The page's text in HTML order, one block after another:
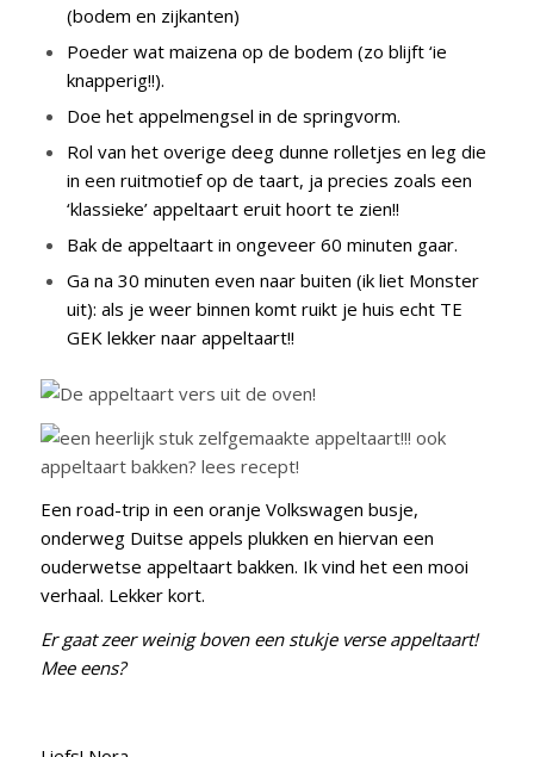
(bodem en zijkanten)
Poeder wat maizena op de bodem (zo blijft ‘ie
knapperig!!).
Doe het appelmengsel in de springvorm.
Rol van het overige deeg dunne rolletjes en leg die
in een ruitmotief op de taart, ja precies zoals een
‘klassieke’ appeltaart eruit hoort te zien!!
Bak de appeltaart in ongeveer 60 minuten gaar.
Ga na 30 minuten even naar buiten (ik liet Monster
uit): als je weer binnen komt ruikt je huis echt TE
GEK lekker naar appeltaart!!
Een road-trip in een oranje Volkswagen busje,
onderweg Duitse appels plukken en hiervan een
ouderwetse appeltaart bakken. Ik vind het een mooi
verhaal. Lekker kort.
Er gaat zeer weinig boven een stukje verse appeltaart!
Mee eens?